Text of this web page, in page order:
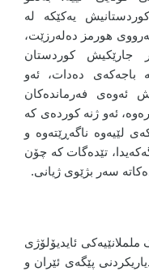
یەکێکە لە
هورمز دەلەرزێت،
جارێکیش کوردستان
باجەکەی دەدات، ئەو
ئەوەی فەرماندەکان
ئەو ژنە کوردەی کە
لێیەوە ناگەڕێتەوە و
تێدەگات کە چۆن
سەر بژێوی ژیانی.
ئایدیۆلۆژی
پێگەی ئێران و